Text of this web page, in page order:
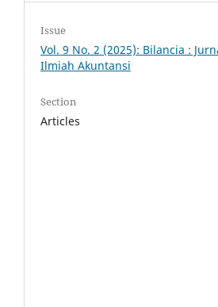
Issue
Vol. 9 No. 2 (2025): Bilancia :
Ilmiah Akuntansi
Section
Articles